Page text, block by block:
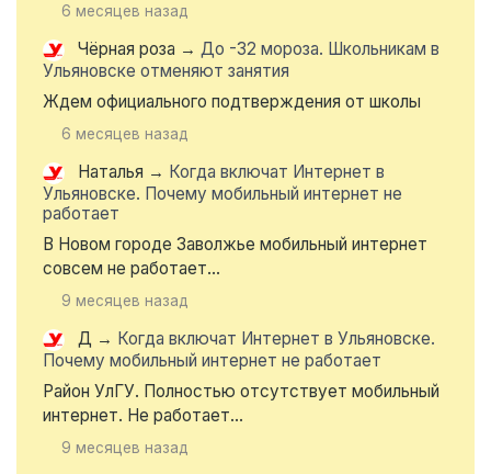
6 месяцев назад
Чёрная роза → До -32 мороза. Школьникам в
Ульяновске отменяют занятия
Ждем официального подтверждения от школы
6 месяцев назад
Наталья → Когда включат Интернет в
Ульяновске. Почему мобильный интернет не
работает
В Новом городе Заволжье мобильный интернет
совсем не работает...
9 месяцев назад
Д → Когда включат Интернет в Ульяновске.
Почему мобильный интернет не работает
Район УлГУ. Полностью отсутствует мобильный
интернет. Не работает...
9 месяцев назад